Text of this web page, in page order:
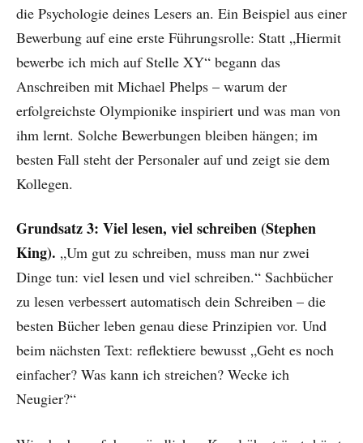
die Psychologie deines Lesers an. Ein Beispiel aus einer
Bewerbung auf eine erste Führungsrolle: Statt „Hiermit
bewerbe ich mich auf Stelle XY“ begann das
Anschreiben mit Michael Phelps – warum der
erfolgreichste Olympionike inspiriert und was man von
ihm lernt. Solche Bewerbungen bleiben hängen; im
besten Fall steht der Personaler auf und zeigt sie dem
Kollegen.
Grundsatz 3: Viel lesen, viel schreiben (Stephen
King). „Um gut zu schreiben, muss man nur zwei
Dinge tun: viel lesen und viel schreiben.“ Sachbücher
zu lesen verbessert automatisch dein Schreiben – die
besten Bücher leben genau diese Prinzipien vor. Und
beim nächsten Text: reflektiere bewusst „Geht es noch
einfacher? Was kann ich streichen? Wecke ich
Neugier?“